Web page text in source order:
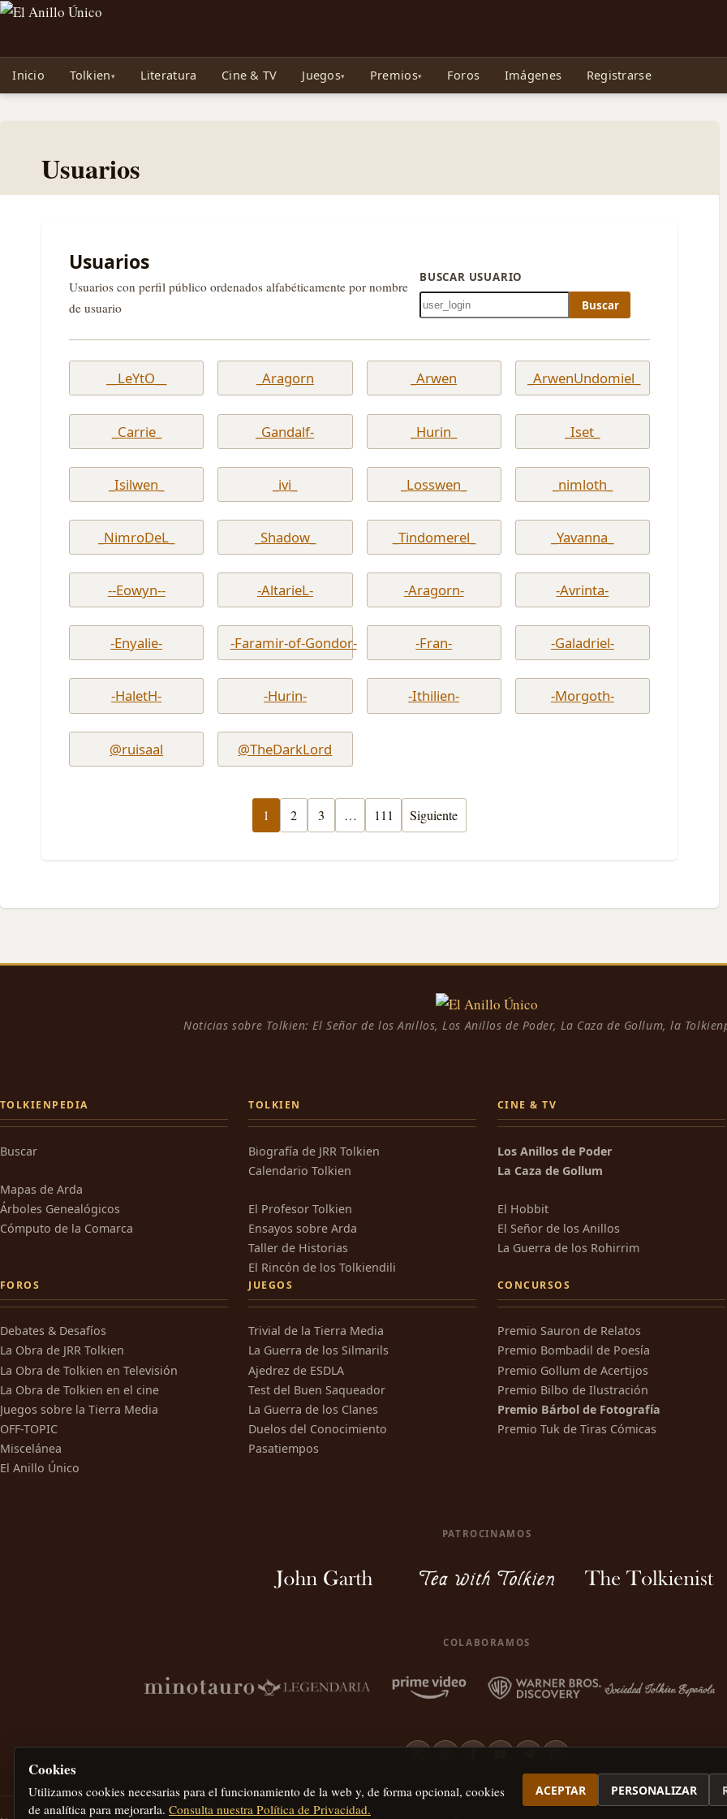
Inicio Tolkien Literatura Cine & TV Juegos Premios Foros Imágenes Registrarse
Usuarios
Usuarios
Usuarios con perfil público ordenados alfabéticamente por nombre
de usuario
BUSCAR USUARIO
Buscar
__LeYtO__ _Aragorn _Arwen _ArwenUndomiel_
_Carrie_ _Gandalf- _Hurin_ _Iset_
_Isilwen_ _ivi_ _Losswen_ _nimloth_
_NimroDeL_ _Shadow_ _Tindomerel_ _Yavanna_
--Eowyn-- -AltarieL- -Aragorn- -Avrinta-
-Enyalie- -Faramir-of-Gondor- -Fran- -Galadriel-
-HaletH- -Hurin- -Ithilien- -Morgoth-
@ruisaal @TheDarkLord
1 2 3 … 111 Siguiente
Noticias sobre Tolkien: El Señor de los Anillos, Los Anillos de Poder, La Caza de Gollum, la
TOLKIENPEDIA
Buscar
Mapas de Arda
Árboles Genealógicos
Cómputo de la Comarca
TOLKIEN
Biografía de JRR Tolkien
Calendario Tolkien
El Profesor Tolkien
Ensayos sobre Arda
Taller de Historias
El Rincón de los Tolkiendili
CINE & TV
Los Anillos de Poder
La Caza de Gollum
El Hobbit
El Señor de los Anillos
La Guerra de los Rohirrim
FOROS
Debates & Desafíos
La Obra de JRR Tolkien
La Obra de Tolkien en Televisión
La Obra de Tolkien en el cine
Juegos sobre la Tierra Media
OFF-TOPIC
Miscelánea
El Anillo Único
JUEGOS
Trivial de la Tierra Media
La Guerra de los Silmarils
Ajedrez de ESDLA
Test del Buen Saqueador
La Guerra de los Clanes
Duelos del Conocimiento
Pasatiempos
CONCURSOS
Premio Sauron de Relatos
Premio Bombadil de Poesía
Premio Gollum de Acertijos
Premio Bilbo de Ilustración
Premio Bárbol de Fotografía
Premio Tuk de Tiras Cómicas
PATROCINAMOS
COLABORAMOS
Cookies
Utilizamos cookies necesarias para el funcionamiento de la web y, de forma opcional, cookies
de analítica para mejorarla. Consulta nuestra Política de Privacidad.
ACEPTAR PERSONALIZAR